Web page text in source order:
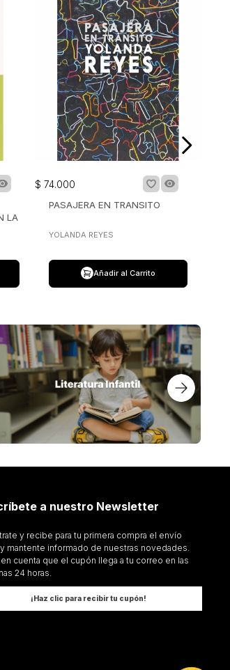
LA
$ 74.000
PASAJERA EN TRANSITO
YOLANDA REYES
Añadir al Carrito
a nuestro Newsletter
y recibe para tu primera compra el envío
mantente informado de nuestras novedades.
cuenta que el cupón llega a tu correo en las
24 horas.
¡Haz clic para recibir tu cupón!